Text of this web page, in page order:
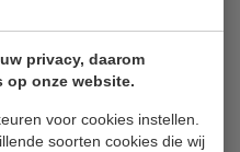
privacy, daarom
op onze website.
voor cookies instellen.
soorten cookies die wij